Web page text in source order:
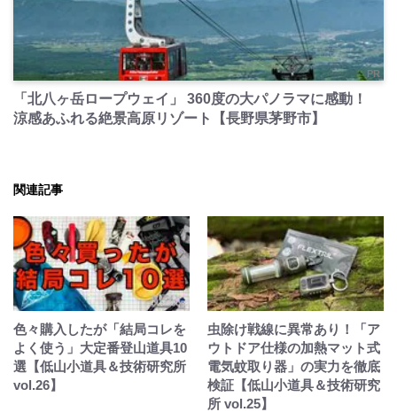
PR
「北八ヶ岳ロープウェイ」 360度の大パノラマに感動！
涼感あふれる絶景高原リゾート【長野県茅野市】
関連記事
色々購入したが「結局コレを
よく使う」大定番登山道具10
選【低山小道具＆技術研究所
vol.26】
虫除け戦線に異常あり！「ア
ウトドア仕様の加熱マット式
電気蚊取り器」の実力を徹底
検証【低山小道具＆技術研究
所 vol.25】